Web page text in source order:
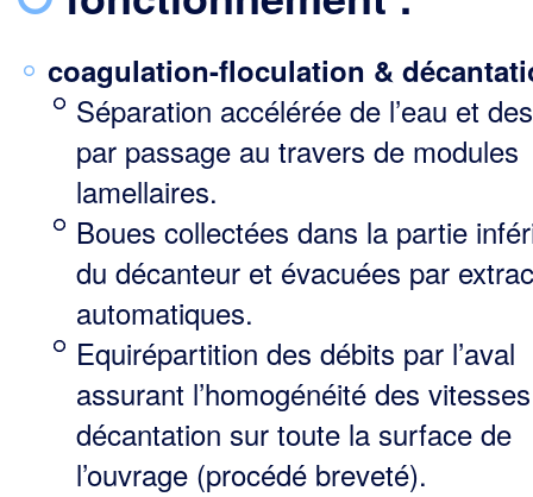
coagulation-floculation &
Séparation accélérée de l’eau et
par passage au travers de modules
lamellaires.
Boues collectées dans la partie
du décanteur et évacuées par
automatiques.
Equirépartition des débits par l’aval
assurant l’homogénéité des
décantation sur toute la surface de
l’ouvrage (procédé breveté).